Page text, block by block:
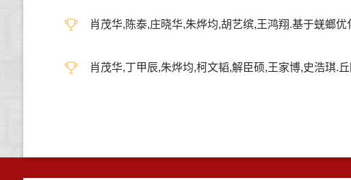
肖茂华,陈泰,庄晓华,朱烨均,胡艺缤,王鸿翔.基于蜣螂
肖茂华,丁甲辰,朱烨均,柯文韬,解臣硕,王家博,史浩琪.